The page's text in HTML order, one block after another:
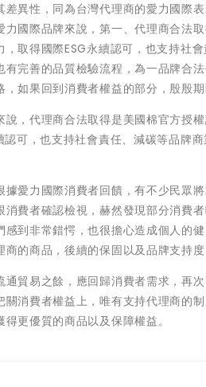
差異性，同為台灣代理商的愛力國際
力國際品牌來說，第一、代理商合法
，取得國際ESG永續認可，也支持社
有完善的品質檢驗流程，為一品牌合
，如果回到消費者權益的部分，殷殷
說，代理商合法取得是美國棉官方授
認可，也支持社會責任、減碳等品牌
據愛力國際消費者回饋，有不少民眾
消費者確認檢視，赫然發現部分消費
感到非常錯愕，也很擔心造成個人的
的商品，後續的保固以及品牌支持度
通貿易之餘，應回歸消費者需求，再
關消費者權益上，唯有支持代理商的
更優質的商品以及保障權益。